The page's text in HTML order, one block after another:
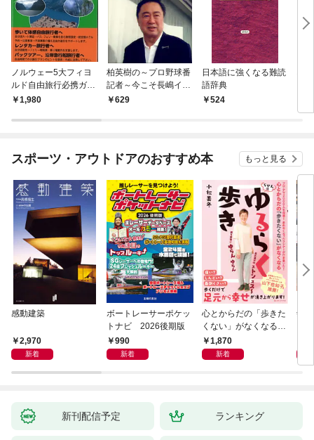
ノルウェー5大フィヨ
ルド自由旅行必携ガイ
ドブック
1,980
柏英樹の～プロ野球番
記者～今こそ長嶋イズ
ムを629
日本語に強くなる難読
語辞典
524
スポーツ・アウトドアのおすすめ本 もっと見る
感動建築
2,970
新着
ボートレーサーポケッ
トナビ 2026後期版
990
新着
心とからだの「歩きた
くない」がなくなる
らせん流 ゆるらく歩
き
1,870
新着
剣
新刊配信予定 ランキング